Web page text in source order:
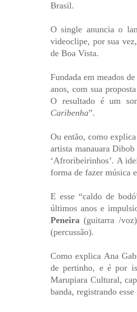
Brasil.
O single anuncia o
videoclipe, por sua
de Boa Vista.
Fundada em meados
anos, com sua
O resultado é um
Caribenha”.
Ou então, como
artista manauara
‘Afroribeirinhos’. A
forma de fazer música
E esse “caldo de
últimos anos e
Peneira (guitarra /
(percussão).
Como explica Ana
de pertinho, e é por
Marupiara Cultural,
banda, registrando